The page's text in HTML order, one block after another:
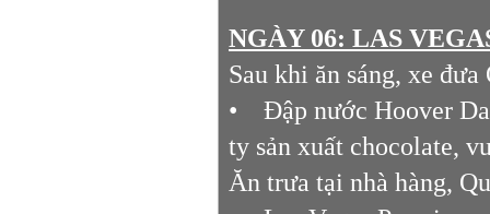
NGÀY 06: LAS
Sau khi ăn sáng, xe
• Đập nước Hoover
ty sản xuất chocolate,
Ăn trưa tại nhà hàng,